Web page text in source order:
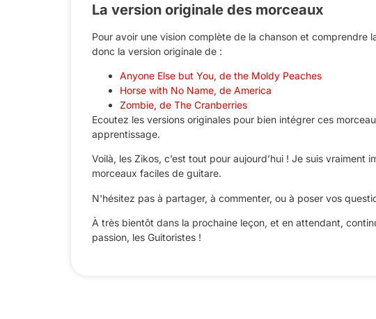
La version originale des morceaux
Pour avoir une vision complète de la chanson et comprendre
donc la version originale de :
Anyone Else but You, de the Moldy Peaches
Horse with No Name, de America
Zombie, de The Cranberries
Ecoutez les versions originales pour bien intégrer ces
apprentissage.
Voilà, les Zikos, c’est tout pour aujourd’hui ! Je suis vraiment
morceaux faciles de guitare.
N'hésitez pas à partager, à commenter, ou à poser vos
À très bientôt dans la prochaine leçon, et en attendant,
passion, les Guitoristes !